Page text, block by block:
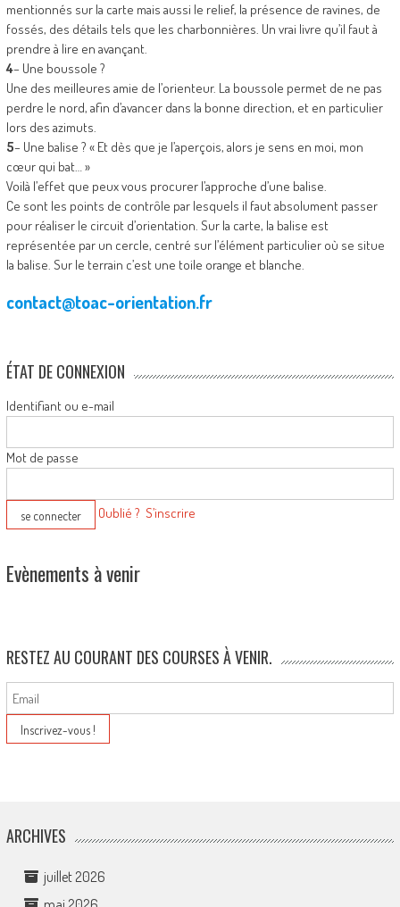
mentionnés sur la carte mais aussi le relief, la présence de ravines, de
fossés, des détails tels que les charbonnières. Un vrai livre qu’il faut à
prendre à lire en avançant.
4– Une boussole ?
Une des meilleures amie de l’orienteur. La boussole permet de ne pas
perdre le nord, afin d’avancer dans la bonne direction, et en particulier
lors des azimuts.
5– Une balise ? « Et dès que je l’aperçois, alors je sens en moi, mon
cœur qui bat… »
Voilà l’effet que peux vous procurer l’approche d’une balise.
Ce sont les points de contrôle par lesquels il faut absolument passer
pour réaliser le circuit d’orientation. Sur la carte, la balise est
représentée par un cercle, centré sur l’élément particulier où se situe
la balise. Sur le terrain c’est une toile orange et blanche.
contact@toac-orientation.fr
ÉTAT DE CONNEXION
Identifiant ou e-mail
Mot de passe
Oublié ? S’inscrire
Evènements à venir
RESTEZ AU COURANT DES COURSES À VENIR.
ARCHIVES
juillet 2026